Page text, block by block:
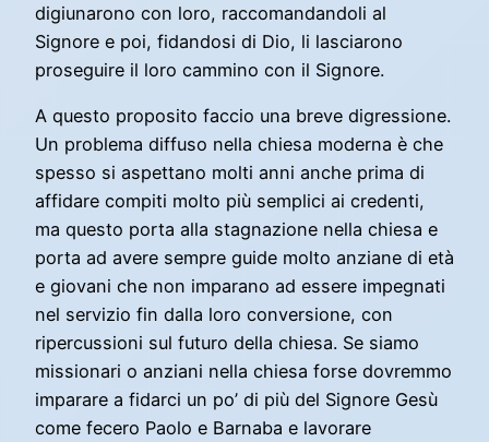
digiunarono con loro, raccomandandoli al
Signore e poi, fidandosi di Dio, li lasciarono
proseguire il loro cammino con il Signore.
A questo proposito faccio una breve digressione.
Un problema diffuso nella chiesa moderna è che
spesso si aspettano molti anni anche prima di
affidare compiti molto più semplici ai credenti,
ma questo porta alla stagnazione nella chiesa e
porta ad avere sempre guide molto anziane di età
e giovani che non imparano ad essere impegnati
nel servizio fin dalla loro conversione, con
ripercussioni sul futuro della chiesa. Se siamo
missionari o anziani nella chiesa forse dovremmo
imparare a fidarci un po’ di più del Signore Gesù
come fecero Paolo e Barnaba e lavorare